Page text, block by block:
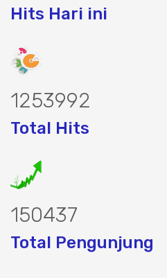
Hits Hari ini
1597612
Total Hits
191661
Total Pengunjung